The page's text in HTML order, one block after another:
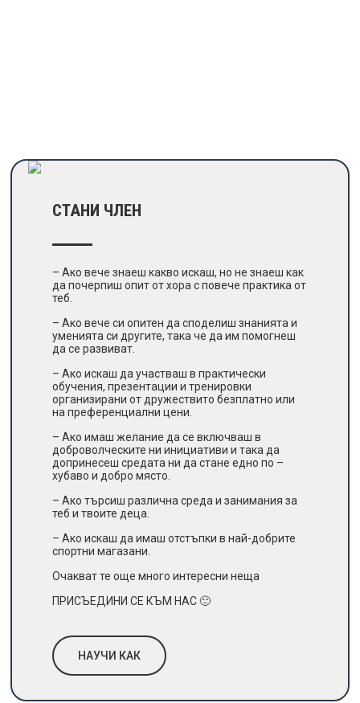
СТАНИ ЧЛЕН
– Ако вече знаеш какво искаш, но не знаеш как
да почерпиш опит от хора с повече практика от
теб.
– Ако вече си опитен да споделиш знанията и
уменията си другите, така че да им помогнеш
да се развиват.
– Ако искаш да участваш в практически
обучения, презентации и тренировки
организирани от дружествито безплатно или
на преференциални цени.
– Ако имаш желание да се включваш в
доброволческите ни инициативи и така да
допринесеш средата ни да стане едно по –
хубаво и добро място.
– Ако търсиш различна среда и занимания за
теб и твоите деца.
– Ако искаш да имаш отстъпки в най-добрите
спортни магазани.
Очакват те още много интересни неща
ПРИСЪЕДИНИ СЕ КЪМ НАС 🙂
НАУЧИ КАК